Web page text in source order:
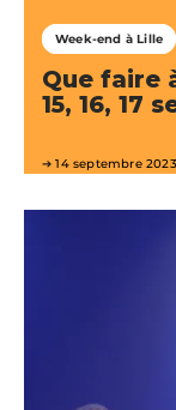
Week-end à Lille
Que faire
15, 16, 17
14 septembre 2023